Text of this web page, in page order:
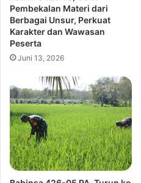
Pembekalan Materi dari
Berbagai Unsur, Perkuat
Karakter dan Wawasan
Peserta
Juni 13, 2026